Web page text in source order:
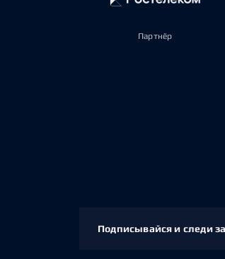
Партнёр
Подписывайся и следи